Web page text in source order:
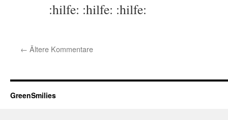
:hilfe: :hilfe: :hilfe:
← Ältere Kommentare
GreenSmilies